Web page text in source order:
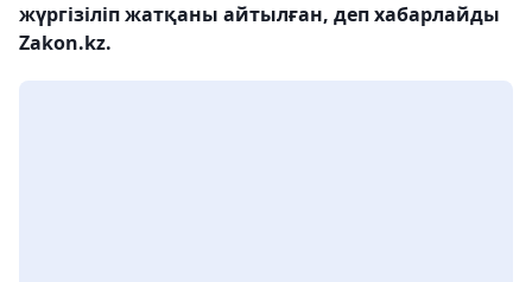
жүргізіліп жатқаны айтылған, деп хабарлайды
Zakon.kz.